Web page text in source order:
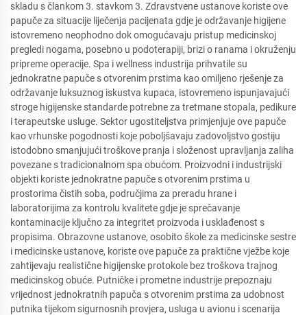
skladu s člankom 3. stavkom 3. Zdravstvene ustanove koriste ove
papuče za situacije liječenja pacijenata gdje je održavanje higijene
istovremeno neophodno dok omogućavaju pristup medicinskoj
pregledi nogama, posebno u podoterapiji, brizi o ranama i okruženju
pripreme operacije. Spa i wellness industrija prihvatile su
jednokratne papuče s otvorenim prstima kao omiljeno rješenje za
održavanje luksuznog iskustva kupaca, istovremeno ispunjavajući
stroge higijenske standarde potrebne za tretmane stopala, pedikure
i terapeutske usluge. Sektor ugostiteljstva primjenjuje ove papuče
kao vrhunske pogodnosti koje poboljšavaju zadovoljstvo gostiju
istodobno smanjujući troškove pranja i složenost upravljanja zaliha
povezane s tradicionalnom spa obućom. Proizvodni i industrijski
objekti koriste jednokratne papuče s otvorenim prstima u
prostorima čistih soba, područjima za preradu hrane i
laboratorijima za kontrolu kvalitete gdje je sprečavanje
kontaminacije ključno za integritet proizvoda i usklađenost s
propisima. Obrazovne ustanove, osobito škole za medicinske sestre
i medicinske ustanove, koriste ove papuče za praktične vježbe koje
zahtijevaju realistične higijenske protokole bez troškova trajnog
medicinskog obuće. Putničke i prometne industrije prepoznaju
vrijednost jednokratnih papuča s otvorenim prstima za udobnost
putnika tijekom sigurnosnih provjera, usluga u avionu i scenarija